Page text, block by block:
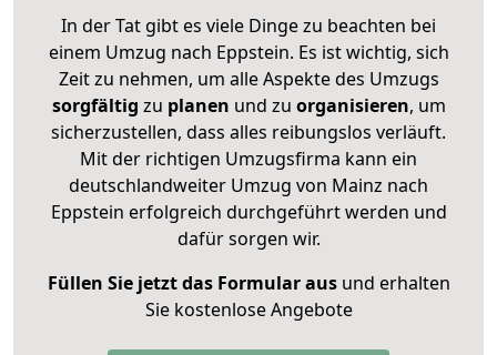
In der Tat gibt es viele Dinge zu beachten bei
einem Umzug nach Eppstein. Es ist wichtig, sich
Zeit zu nehmen, um alle Aspekte des Umzugs
sorgfältig zu planen und zu organisieren, um
sicherzustellen, dass alles reibungslos verläuft.
Mit der richtigen Umzugsfirma kann ein
deutschlandweiter Umzug von Mainz nach
Eppstein erfolgreich durchgeführt werden und
dafür sorgen wir.
Füllen Sie jetzt das Formular ausund erhalten
Sie kostenlose Angebote